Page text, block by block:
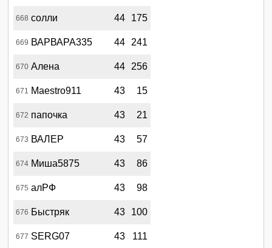
668 солли 44 175
669 ВАРВАРА335 44 241
670 Алена 44 256
671 Maestro911 43 15
672 папочка 43 21
673 ВАЛЕР 43 57
674 Миша5875 43 86
675 алРФ 43 98
676 Быстряк 43 100
677 SERG07 43 111